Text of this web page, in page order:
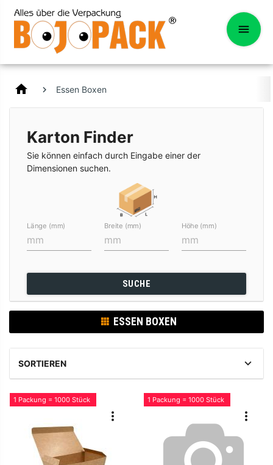
home Essen Boxen
Karton Finder
Sie können einfach durch Eingabe einer der
Dimensionen suchen.
Länge (mm) Breite (mm) Höhe (mm)
SUCHE
ESSEN BOXEN
SORTIEREN
1 Packung = 1000 Stück 1 Packung = 1000 Stück